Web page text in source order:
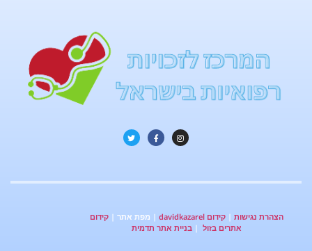
הצהרת נגישות| קידום davidkazarel | מפת אתר | קידום
אתרים בזול | בניית אתר תדמית